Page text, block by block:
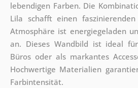
lebendigen Farben. Die
Lila schafft einen
Atmosphäre ist energiegeladen
an. Dieses Wandbild ist ideal
Büros oder als markantes
Hochwertige Materialien
Farbintensität.